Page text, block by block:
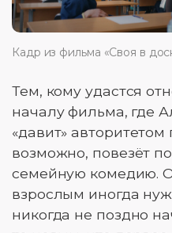
Кадр из фильма «Своя в
Тем, кому удастся
началу фильма, где
«давит»
возможно, повезёт
семейную комедию.
взрослым иногда
никогда не поздно